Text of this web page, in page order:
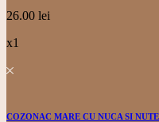
26.00 lei
x1
COZONAC MARE CU NUCA SI